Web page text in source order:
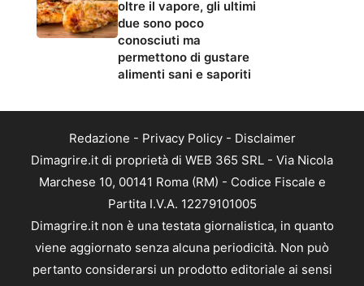
oltre il vapore, gli ultimi
due sono poco
conosciuti ma
permettono di gustare
alimenti sani e saporiti
Redazione - Privacy Policy- Disclaimer
Dimagrire.it di proprietà di WEB 365 SRL - Via Nicola
Marchese 10, 00141 Roma (RM) - Codice Fiscale e
Partita I.V.A. 12279101005
Dimagrire.it non è una testata giornalistica, in quanto
viene aggiornato senza alcuna periodicità. Non può
pertanto considerarsi un prodotto editoriale ai sensi